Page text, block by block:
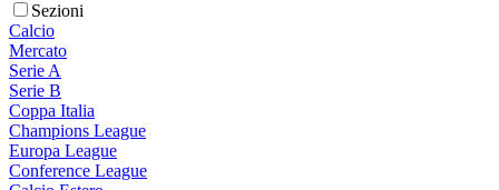
Sezioni
Calcio
Mercato
Serie A
Serie B
Coppa Italia
Champions League
Europa League
Conference League